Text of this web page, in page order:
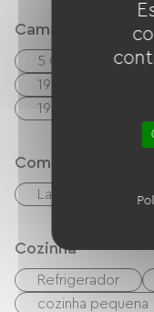
Camas
5 Canapés
19 Lits
19 Lits 140cm
Comfort
Lareira
Cozinha
Refrigerador
cozinha pequena